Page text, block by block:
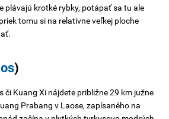
plávajú krotké rybky, potápať sa tu ale
tomu si na relatívne veľkej ploche
)
či Kuang Xi nájdete približne 29 km južne
Prabang v Laose, zapísaného na